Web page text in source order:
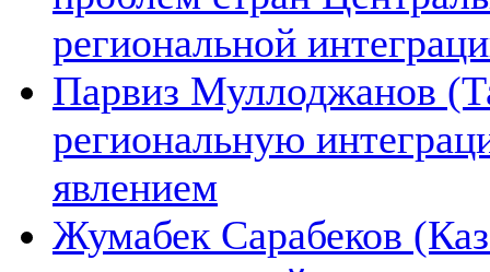
региональной
Парвиз Муллоджанов
региональную
явлением
Жумабек Сарабеков